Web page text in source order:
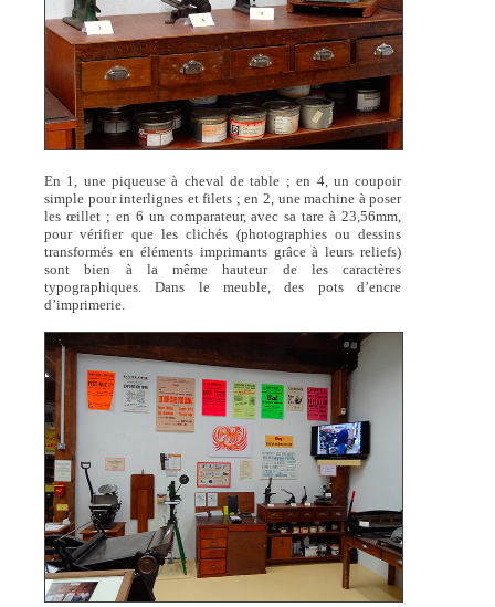
En 1, une piqueuse à cheval de table ; en 4, un coupoir
simple pour interlignes et filets ; en 2, une machine à poser
les œillet ; en 6 un comparateur, avec sa tare à 23,56mm,
pour vérifier que les clichés (photographies ou dessins
transformés en éléments imprimants grâce à leurs reliefs)
sont bien à la même hauteur de les caractères
typographiques. Dans le meuble, des pots d’encre
d’imprimerie.